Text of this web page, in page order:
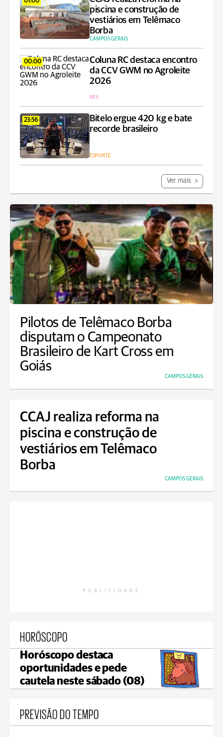
piscina e construção de
vestiários em Telêmaco
Borba
CAMPOS GERAIS
00:00
Coluna RC destaca encontro
da CCV GWM no Agroleite
2026
MIX
23:56
Bitelo ergue 420 kg e bate
recorde brasileiro
ESPORTE
Ver mais
Pilotos de Telêmaco Borba
disputam o Campeonato
Brasileiro de Kart Cross em
Goiás
CAMPOS GERAIS
CCAJ realiza reforma na
piscina e construção de
vestiários em Telêmaco
Borba
CAMPOS GERAIS
PUBLICIDADE
HORÓSCOPO
Horóscopo destaca
oportunidades e pede
cautela neste sábado (08)
PREVISÃO DO TEMPO